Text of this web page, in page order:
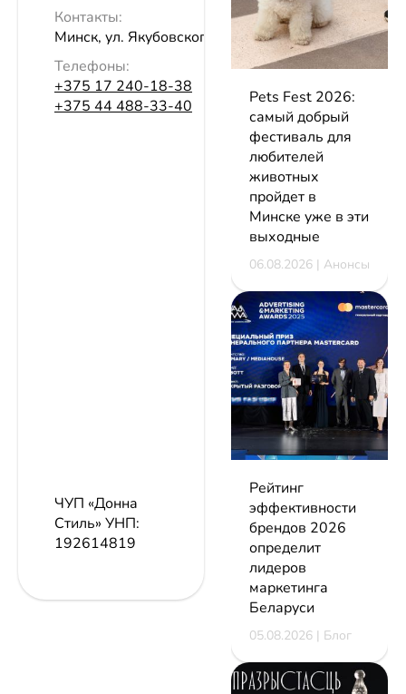
Контакты:
Минск, ул. Якубовского, 49
Телефоны:
+375 17 240-18-38
+375 44 488-33-40
ЧУП «Донна
Стиль» УНП:
192614819
Pets Fest 2026:
самый добрый
фестиваль для
любителей
животных
пройдет в
Минске уже в эти
выходные
06.08.2026 | Анонсы
Рейтинг
эффективности
брендов 2026
определит
лидеров
маркетинга
Беларуси
05.08.2026 | Блог